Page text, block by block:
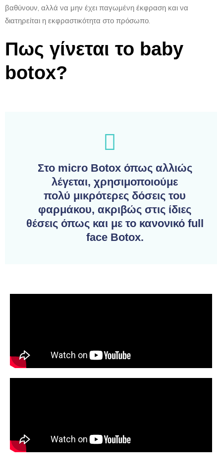
βαθύνουν, αλλά να μην έχει παγωμένη έκφραση και να
διατηρείται η εκφραστικότητα στο πρόσωπο.
Πως γίνεται το baby
botox?
Στο micro Botox όπως αλλιώς
λέγεται, χρησιμοποιούμε
πολύ μικρότερες δόσεις του
φαρμάκου, ακριβώς στις ίδιες
θέσεις όπως και με το κανονικό full
face Botox.